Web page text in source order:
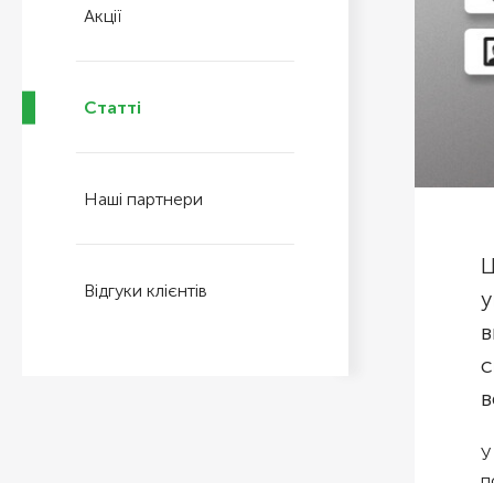
Акції
Статті
Наші партнери
Відгуки клієнтів
У